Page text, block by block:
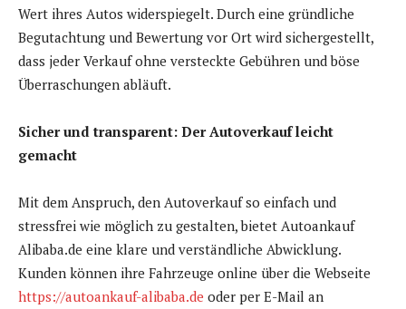
Wert ihres Autos widerspiegelt. Durch eine gründliche
Begutachtung und Bewertung vor Ort wird sichergestellt,
dass jeder Verkauf ohne versteckte Gebühren und böse
Überraschungen abläuft.
Sicher und transparent: Der Autoverkauf leicht
gemacht
Mit dem Anspruch, den Autoverkauf so einfach und
stressfrei wie möglich zu gestalten, bietet Autoankauf
Alibaba.de eine klare und verständliche Abwicklung.
Kunden können ihre Fahrzeuge online über die Webseite
https://autoankauf-alibaba.de oder per E-Mail an